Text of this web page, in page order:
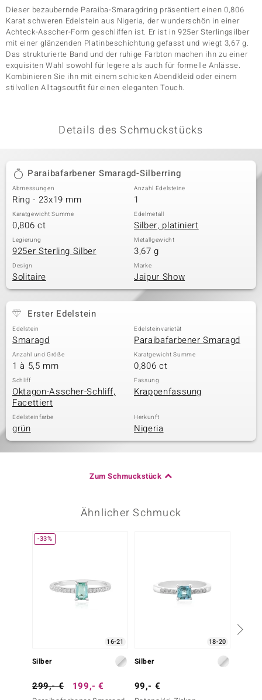
Dieser bezaubernde Paraiba-Smaragdring präsentiert einen 0,806
Karat schweren Edelstein aus Nigeria, der wunderschön in einer
Achteck-Asscher-Form geschliffen ist. Er ist in 925er Sterlingsilber
mit einer glänzenden Platinbeschichtung gefasst und wiegt 3,67 g.
Das strukturierte Band und der ruhige Farbton machen ihn zu einer
exquisiten Wahl sowohl für legere als auch für formelle Anlässe.
Kombinieren Sie ihn mit einem schicken Abendkleid oder einem
stilvollen Alltagsoutfit für einen eleganten Touch.
Details des Schmuckstücks
Paraibafarbener Smaragd-Silberring
Abmessungen
Ring - 23x19 mm
Anzahl Edelsteine
1
Karatgewicht Summe
0,806 ct
Edelmetall
Silber, platiniert
Legierung
925er Sterling Silber
Metallgewicht
3,67 g
Design
Solitaire
Marke
Jaipur Show
Erster Edelstein
Edelstein
Smaragd
Edelsteinvarietät
Paraibafarbener Smaragd
Anzahl und Größe
1 à 5,5 mm
Karatgewicht Summe
0,806 ct
Schliff
Oktagon-Asscher-Schliff,
Facettiert
Fassung
Krappenfassung
Edelsteinfarbe
grün
Herkunft
Nigeria
Zum Schmuckstück
Ähnlicher Schmuck
-33%
16-21
Silber
299,- € 199,- €
18-20
Silber
99,- €